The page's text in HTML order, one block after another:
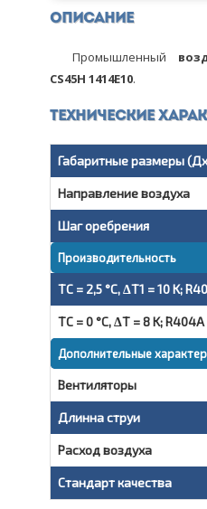
Описание
Промышленный
CS45H 1414E10.
Технические
Габаритные размеры
Направление воздуха
Шаг оребрения
Производительность
TC = 2,5 °C, ΔT1 = 10 K;
TC = 0 °C, ΔT = 8 K; R404A
Дополнительные
Вентиляторы
Длинна струи
Расход воздуха
Стандарт качества